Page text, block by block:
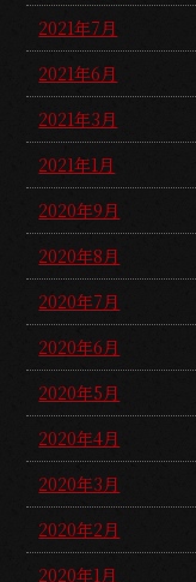
2021年7月
2021年6月
2021年3月
2021年1月
2020年9月
2020年8月
2020年7月
2020年6月
2020年5月
2020年4月
2020年3月
2020年2月
2020年1月